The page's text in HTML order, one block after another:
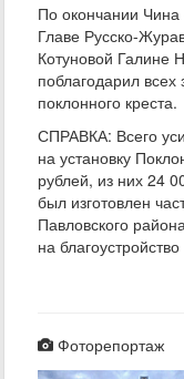
По окончании
Главе Русско-
Котуновой Галине
поблагодарил
поклонного креста.
СПРАВКА: Всего
на установку
рублей, из них 24
был изготовлен
Павловского
на
Фоторепортаж